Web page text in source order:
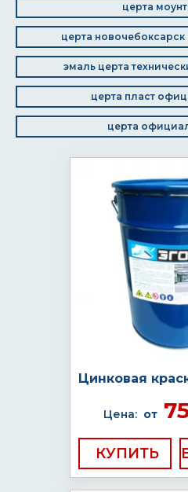
церта
церта
эмаль церта
церта пласт
церта
Цинковая
Цена: от
КУПИТЬ